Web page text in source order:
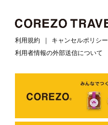
利用規約 キャンセルポリシー
利用者情報の外部送信について